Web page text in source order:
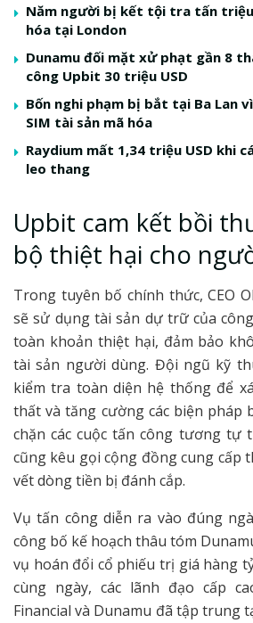
Năm người bị kết tội tra tấn
hóa tại London
Dunamu đối mặt xử phạt gần 8
công Upbit 30 triệu USD
Bốn nghi phạm bị bắt tại Ba Lan
SIM tài sản mã hóa
Raydium mất 1,34 triệu USD khi
leo thang
Upbit cam kết bồi
bộ thiệt hại cho
Trong tuyên bố chính thức, CEO
sẽ sử dụng tài sản dự trữ của
toàn khoản thiệt hại, đảm bảo
tài sản người dùng. Đội ngũ kỹ
kiểm tra toàn diện hệ thống để
thất và tăng cường các biện pháp
chặn các cuộc tấn công tương tự
cũng kêu gọi cộng đồng cung
vết dòng tiền bị đánh cắp.
Vụ tấn công diễn ra vào đúng
công bố kế hoạch thâu tóm
vụ hoán đổi cổ phiếu trị giá hàng
cùng ngày, các lãnh đạo cấp
Financial và Dunamu đã tập trung